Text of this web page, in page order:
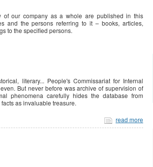
of our company as a whole are published in this
and the persons referring to it – books, articles,
to the specified persons.
literary... People's Commissariat for Internal
But never before was archive of supervision of
phenomena carefully hides the database from
as invaluable treasure.
read more